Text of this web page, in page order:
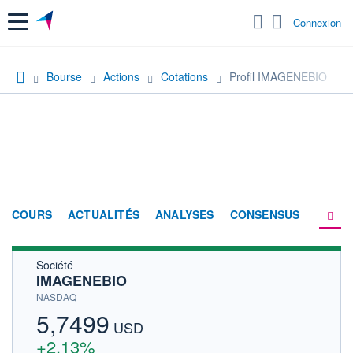
Menu Connexion
Bourse Actions Cotations Profil IMAGENEBIO
COURS ACTUALITÉS ANALYSES CONSENSUS
Société
IMAGENEBIO
NASDAQ
5,7499 USD
+2,13%